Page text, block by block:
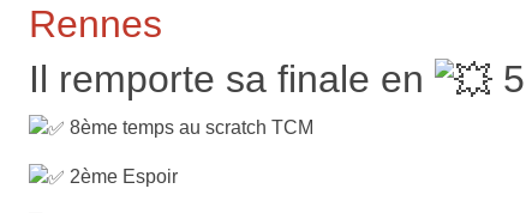
Rennes
Il remporte sa finale en
8ème temps au scratch TCM
2ème Espoir